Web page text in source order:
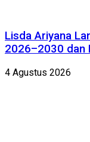
Lisda Ariyana
2026–2030 dan
4 Agustus 2026